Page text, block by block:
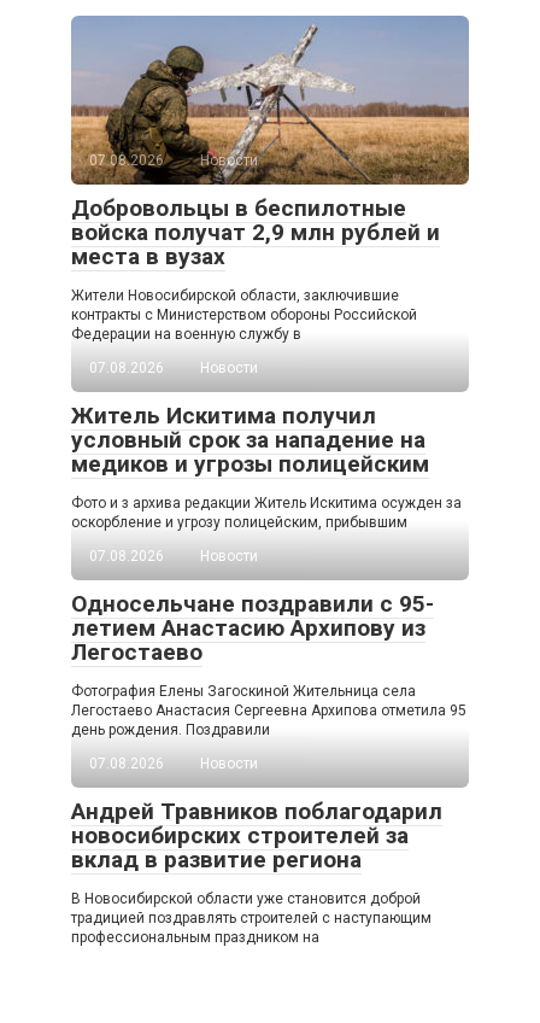
07.08.2026 Новости
Добровольцы в беспилотные
войска получат 2,9 млн рублей и
места в вузах
Жители Новосибирской области, заключившие
контракты с Министерством обороны Российской
Федерации на военную службу в
07.08.2026
Новости
Житель Искитима получил
условный срок за нападение на
медиков и угрозы полицейским
Фото и з архива редакции Житель Искитима осужден за
оскорбление и угрозу полицейским, прибывшим
07.08.2026
Новости
Односельчане поздравили с 95-
летием Анастасию Архипову из
Легостаево
Фотография Елены Загоскиной Жительница села
Легостаево Анастасия Сергеевна Архипова отметила 95
день рождения. Поздравили
07.08.2026
Новости
Андрей Травников поблагодарил
новосибирских строителей за
вклад в развитие региона
В Новосибирской области уже становится доброй
традицией поздравлять строителей с наступающим
профессиональным праздником на